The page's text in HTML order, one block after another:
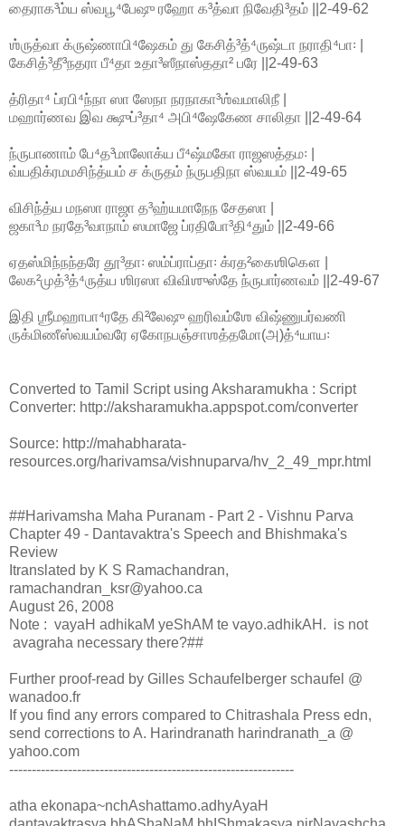
தைராக³ம்ய ஸ்வபூ⁴பேஷு ரஹோ க³த்வா நிவேதி³தம் ||2-49-62
ஶ்ருத்வா க்ருஷ்ணாபி⁴ஷேகம் து கேசித்³த்⁴ருஷ்டா நராதி⁴பா꞉ |
கேசித்³தீ³நதரா பீ⁴தா உதா³ஸீநாஸ்ததா² பரே ||2-49-63
த்ரிதா⁴ ப்ரபி⁴ந்நா ஸா ஸேநா நரநாகா³ஶ்வமாலிநீ |
மஹார்ணவ இவ க்ஷுப்³தா⁴ அபி⁴ஷேகேண சாலிதா ||2-49-64
ந்ருபாணாம் பே⁴த³மாலோக்ய பீ⁴ஷ்மகோ ராஜஸத்தம꞉ |
வ்யதிக்ரமமசிந்த்யம் ச க்ருதம் ந்ருபதிநா ஸ்வயம் ||2-49-65
விசிந்த்ய மநஸா ராஜா த³ஹ்யமாநேந சேதஸா |
ஜகா³ம நரதே³வாநாம் ஸமாஜே ப்ரதிபோ³தி⁴தும் ||2-49-66
ஏதஸ்மிந்நந்தரே தூ³தா꞉ ஸம்ப்ராப்தா꞉ க்ரத²கைஶிகௌ |
லேக²முத்³த்⁴ருத்ய ஶிரஸா விவிஶுஸ்தே ந்ருபார்ணவம் ||2-49-67
இதி ஶ்ரீமஹாபா⁴ரதே கி²லேஷு ஹரிவம்ஶே விஷ்ணுபர்வணி
ருக்மிணீஸ்வயம்வரே ஏகோநபஞ்சாஶத்தமோ(அ)த்⁴யாய꞉
Converted to Tamil Script using Aksharamukha : Script
Converter: http://aksharamukha.appspot.com/converter
Source: http://mahabharata-
resources.org/harivamsa/vishnuparva/hv_2_49_mpr.html
##Harivamsha Maha Puranam - Part 2 - Vishnu Parva
Chapter 49 - Dantavaktra's Speech and Bhishmaka's
Review
Itranslated by K S Ramachandran,
ramachandran_ksr@yahoo.ca
August 26, 2008
Note : vayaH adhikaM yeShAM te vayo.adhikAH. is not
avagraha necessary there?##
Further proof-read by Gilles Schaufelberger schaufel @
wanadoo.fr
If you find any errors compared to Chitrashala Press edn,
send corrections to A. Harindranath harindranath_a @
yahoo.com
---------------------------------------------------------------
atha ekonapa~nchAshattamo.adhyAyaH